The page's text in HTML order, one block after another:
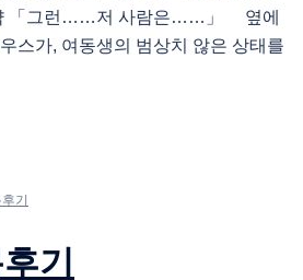
「그런……저 사람은……」 옆에
스가, 여동생의 범상치 않은 상태를
기
기